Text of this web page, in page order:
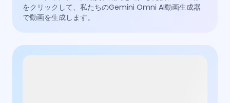
をクリックして、私たちのGemini Omni AI動画生成器
で動画を生成します。